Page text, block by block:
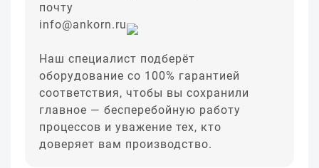
почту
info@ankorn.ru
Наш специалист подберёт
оборудование со 100% гарантией
соответствия, чтобы вы сохранили
главное — бесперебойную работу
процессов и уважение тех, кто
доверяет вам производство.